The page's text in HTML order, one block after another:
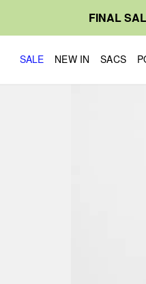
FINAL
SALE NEW IN SACS